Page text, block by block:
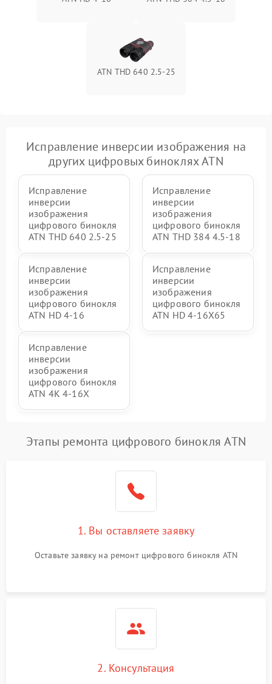
ATN THD 640 2.5-25
Исправление инверсии изображения на
других цифровых биноклях ATN
Исправление
инверсии
изображения
цифрового бинокля
ATN THD 640 2.5-25
Исправление
инверсии
изображения
цифрового бинокля
ATN THD 384 4.5-18
Исправление
инверсии
изображения
цифрового бинокля
ATN HD 4-16
Исправление
инверсии
изображения
цифрового бинокля
ATN HD 4-16X65
Исправление
инверсии
изображения
цифрового бинокля
ATN 4K 4-16X
Этапы ремонта цифрового бинокля ATN
1. Вы оставляете заявку
Оставьте заявку на ремонт цифрового бинокля ATN
2. Консультация